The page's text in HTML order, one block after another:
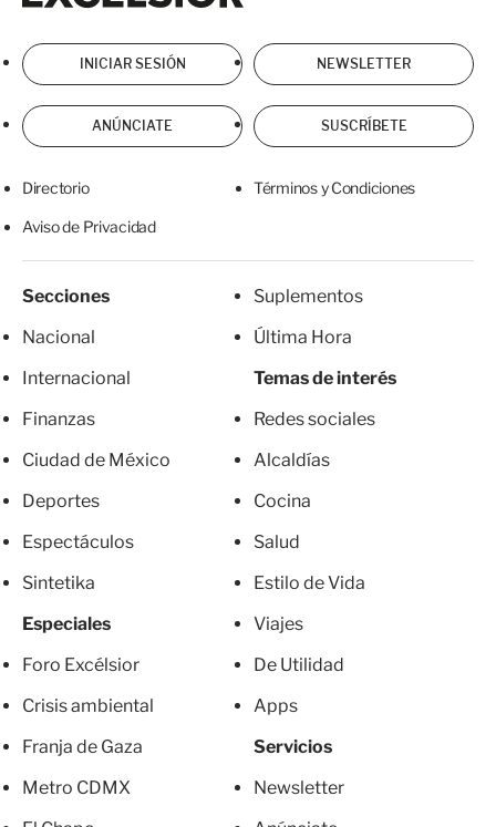
INICIAR SESIÓN NEWSLETTER
ANÚNCIATE SUSCRÍBETE
Directorio Términos y Condiciones
Aviso de Privacidad
Secciones
Nacional
Internacional
Finanzas
Ciudad de México
Deportes
Espectáculos
Sintetika
Especiales
Foro Excélsior
Crisis ambiental
Franja de Gaza
Metro CDMX
Suplementos
Última Hora
Temas de interés
Redes sociales
Alcaldías
Cocina
Salud
Estilo de Vida
Viajes
De Utilidad
Apps
Servicios
Newsletter